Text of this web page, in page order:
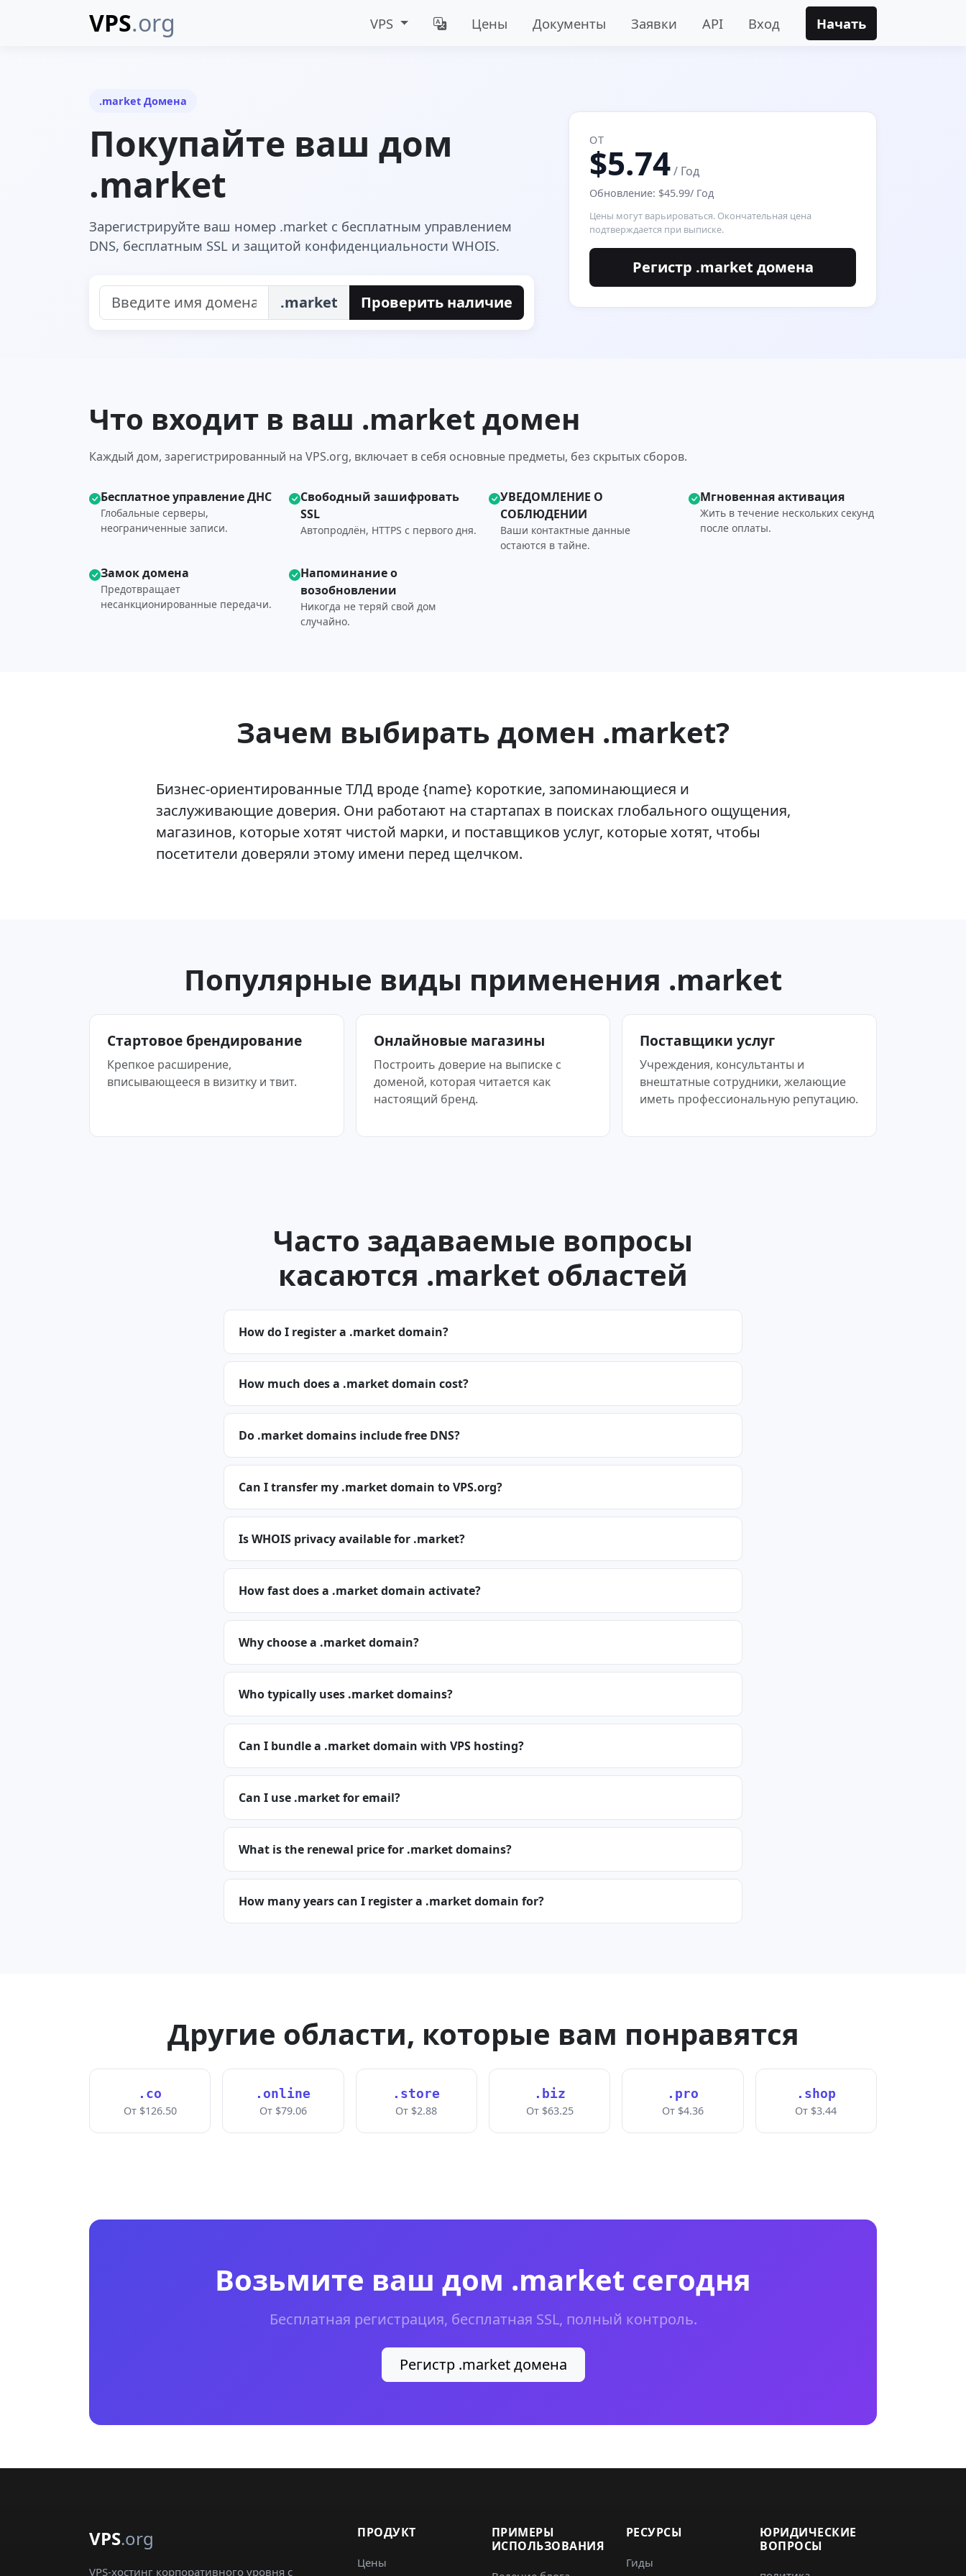
VPS.org VPS Цены Документы Заявки API Вход Начать
.market Домена
Покупайте ваш дом
.market
Зарегистрируйте ваш номер .market с бесплатным управлением
DNS, бесплатным SSL и защитой конфиденциальности WHOIS.
.market Проверить наличие
ОТ
$5.74/ Год
Обновление: $45.99/ Год
Цены могут варьироваться. Окончательная цена
подтверждается при выписке.
Регистр .market домена
Что входит в ваш .market домен
Каждый дом, зарегистрированный на VPS.org, включает в себя основные предметы, без скрытых сборов.
Бесплатное управление ДНС
Глобальные серверы,
неограниченные записи.
Свободный зашифровать
SSL
Автопродлён, HTTPS с первого дня.
УВЕДОМЛЕНИЕ О
СОБЛЮДЕНИИ
Ваши контактные данные
остаются в тайне.
Мгновенная активация
Жить в течение нескольких секунд
после оплаты.
Замок домена
Предотвращает
несанкционированные передачи.
Напоминание о
возобновлении
Никогда не теряй свой дом
случайно.
Зачем выбирать домен .market?
Бизнес-ориентированные ТЛД вроде {name} короткие, запоминающиеся и
заслуживающие доверия. Они работают на стартапах в поисках глобального ощущения,
магазинов, которые хотят чистой марки, и поставщиков услуг, которые хотят, чтобы
посетители доверяли этому имени перед щелчком.
Популярные виды применения .market
Стартовое брендирование
Крепкое расширение,
вписывающееся в визитку и твит.
Онлайновые магазины
Построить доверие на выписке с
доменой, которая читается как
настоящий бренд.
Поставщики услуг
Учреждения, консультанты и
внештатные сотрудники, желающие
иметь профессиональную репутацию.
Часто задаваемые вопросы
касаются .market областей
How do I register a .market domain?
How much does a .market domain cost?
Do .market domains include free DNS?
Can I transfer my .market domain to VPS.org?
Is WHOIS privacy available for .market?
How fast does a .market domain activate?
Why choose a .market domain?
Who typically uses .market domains?
Can I bundle a .market domain with VPS hosting?
Can I use .market for email?
What is the renewal price for .market domains?
How many years can I register a .market domain for?
Другие области, которые вам понравятся
.co
От $126.50
.online
От $79.06
.store
От $2.88
.biz
От $63.25
.pro
От $4.36
.shop
От $3.44
Возьмите ваш дом .market сегодня
Бесплатная регистрация, бесплатная SSL, полный контроль.
Регистр .market домена
VPS.org
VPS-хостинг корпоративного уровня с
ПРОДУКТ
Цены
ПРИМЕРЫ
ИСПОЛЬЗОВАНИЯ
РЕСУРСЫ
Гиды
ЮРИДИЧЕСКИЕ
ВОПРОСЫ